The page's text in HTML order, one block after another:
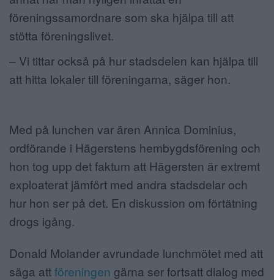
föreningssamordnare som ska hjälpa till att
stötta föreningslivet.
– Vi tittar också på hur stadsdelen kan hjälpa till
att hitta lokaler till föreningarna, säger hon.
Med på lunchen var ären Annica Dominius,
ordförande i Hägerstens hembygdsförening och
hon tog upp det faktum att Hägersten är extremt
exploaterat jämfört med andra stadsdelar och
hur hon ser på det. En diskussion om förtätning
drogs igång.
Donald Molander avrundade lunchmötet med att
säga attföreningen gärna ser fortsatt dialog med